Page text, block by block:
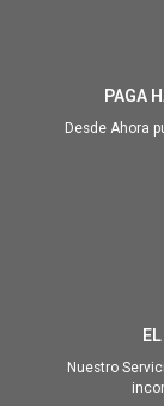
PAGA
Desde Ahora
Nuestro